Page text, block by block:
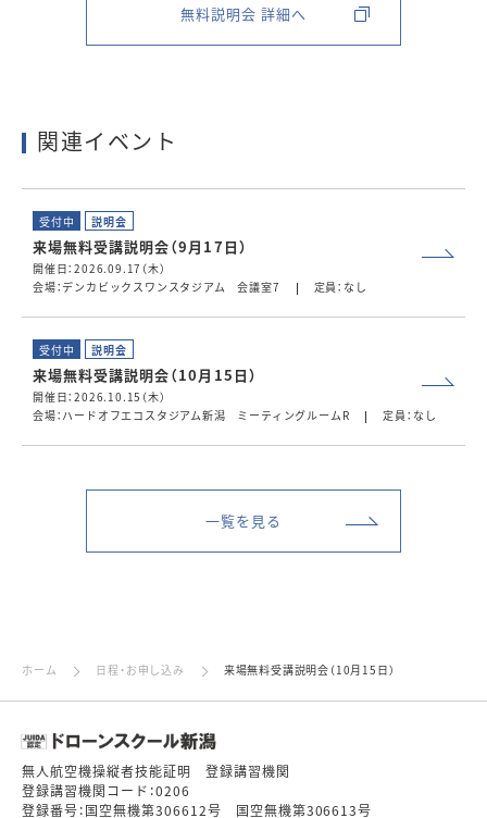
無料説明会 詳細へ
関連イベント
受付中 説明会
来場無料受講説明会（9月17日）
開催日：2026.09.17（木）
会場：デンカビックスワンスタジアム 会議室7
定員：なし
受付中 説明会
来場無料受講説明会（10月15日）
開催日：2026.10.15（木）
会場：ハードオフエコスタジアム新潟 ミーティングルームR
定員：なし
一覧を見る
ホーム 日程・お申し込み 来場無料受講説明会（10月15日）
無人航空機操縦者技能証明 登録講習機関
登録講習機関コード：0206
登録番号：国空無機第306612号 国空無機第306613号